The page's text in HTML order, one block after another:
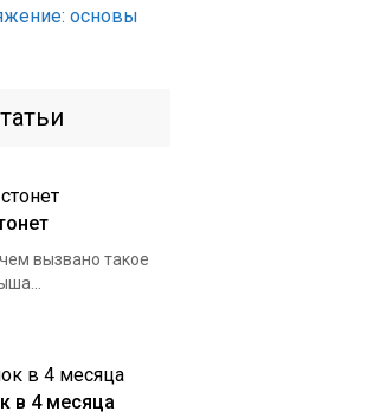
основы
вызвано такое
в 4 месяца